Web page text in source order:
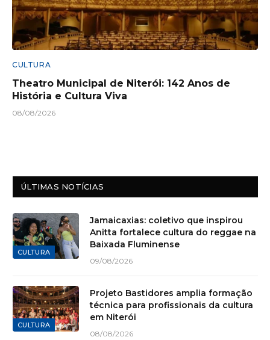
CULTURA
Theatro Municipal de Niterói: 142 Anos de
História e Cultura Viva
08/08/2026
ÚLTIMAS NOTÍCIAS
CULTURA
Jamaicaxias: coletivo que inspirou
Anitta fortalece cultura do reggae na
Baixada Fluminense
09/08/2026
CULTURA
Projeto Bastidores amplia formação
técnica para profissionais da cultura
em Niterói
08/08/2026